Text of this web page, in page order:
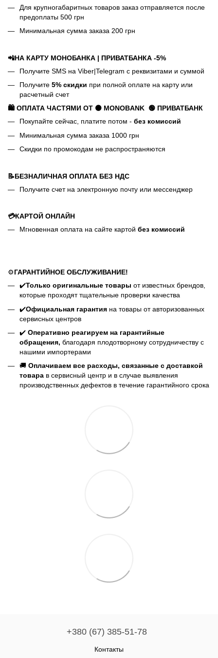
Для крупногабаритных товаров заказ отправляется после
предоплаты 500 грн
Минимальная сумма заказа 200 грн
📲НА КАРТУ МОНОБАНКА | ПРИВАТБАНКА -5%
Получите SMS на Viber|Telegram с реквизитами и суммой
Получите 5% скидки при полной оплате на карту или
расчетный счет
🛍️ ОПЛАТА ЧАСТЯМИ ОТ ⚫ MONOBANK 🟢 ПРИВАТБАНК
Покупайте сейчас, платите потом - без комиссий
Минимальная сумма заказа 1000 грн
Скидки по промокодам не распространяются
📝БЕЗНАЛИЧНАЯ ОПЛАТА БЕЗ НДС
Получите счет на электронную почту или мессенджер
💳КАРТОЙ ОНЛАЙН
Мгновенная оплата на сайте картой без комиссий
⚙️ГАРАНТИЙНОЕ ОБСЛУЖИВАНИЕ!
✔️Только оригинальные товары от известных брендов,
которые проходят тщательные проверки качества
✔️Официальная гарантия на товары от авторизованных
сервисных центров
✔️ Оперативно реагируем на гарантийные
обращения, благодаря плодотворному сотрудничеству с
нашими импортерами
🚚 Оплачиваем все расходы, связанные с доставкой
товара в сервисный центр и в случае выявления
производственных дефектов в течение гарантийного срока
+380 (67) 385-51-78
Контакты